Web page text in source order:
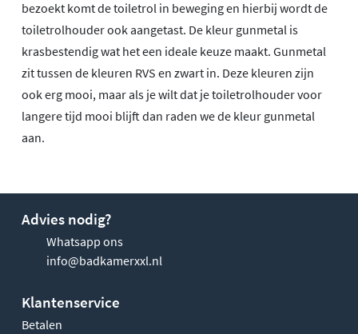
bezoekt komt de toiletrol in beweging en hierbij wordt de
toiletrolhouder ook aangetast. De kleur gunmetal is
krasbestendig wat het een ideale keuze maakt. Gunmetal
zit tussen de kleuren RVS en zwart in. Deze kleuren zijn
ook erg mooi, maar als je wilt dat je toiletrolhouder voor
langere tijd mooi blijft dan raden we de kleur gunmetal
aan.
Advies nodig?
Whatsapp ons
info@badkamerxxl.nl
Klantenservice
Betalen